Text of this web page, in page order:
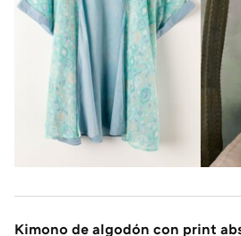
Kimono de algodón con print